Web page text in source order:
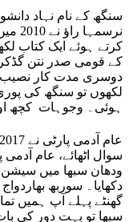
سنگھ کے نام نہاد
کرتے ہوئے ایک کتاب
کے قومی صدر نتن
دوسری مدت کار نصیب
لکھوں تو سنگھ کی
ہوئی۔ وجوہات کچھ
سوال اٹھائے، عام آدمی
ودھان سبھا میں
دکھایا۔ سوربھ
گھنٹے پہلے آپ ہمیں
سبھا تو بہت دور کی